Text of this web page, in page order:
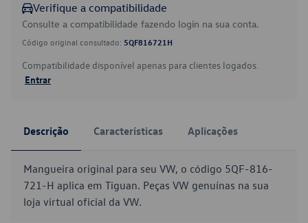
Verifique a compatibilidade
Consulte a compatibilidade fazendo login na sua conta.
Código original consultado: 5QF816721H
Compatibilidade disponível apenas para clientes logados.
Entrar
Descrição Características Aplicações
Mangueira original para seu VW, o código 5QF-816-
721-H aplica em Tiguan. Peças VW genuínas na sua
loja virtual oficial da VW.